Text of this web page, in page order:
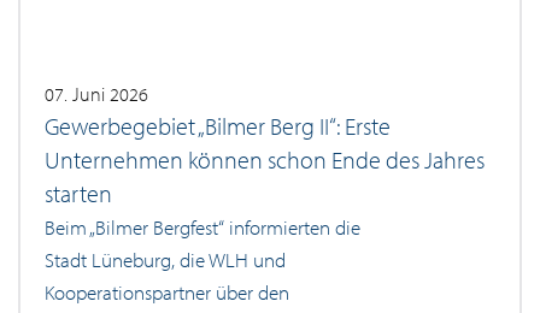
07. Juni 2026
Gewerbegebiet „Bilmer Berg II“: Erste
Unternehmen können schon Ende des Jahres
starten
Beim „Bilmer Bergfest“ informierten die
Stadt Lüneburg, die WLH und
Kooperationspartner über den